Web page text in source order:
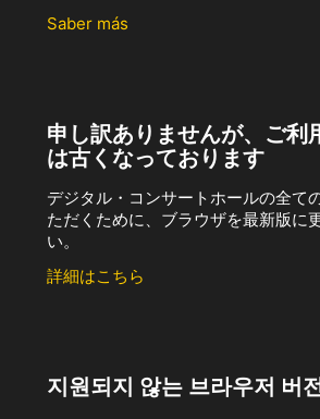
Saber más
申し訳ありませんが、ご利
は古くなっております
デジタル・コンサートホールの全て
ただくために、ブラウザを最新版に
い。
詳細はこちら
지원되지 않는 브라우저 버